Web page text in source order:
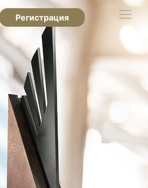
Регистрация